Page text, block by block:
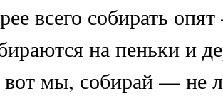
всего собирать
на пеньки и
вот мы, собирай — не